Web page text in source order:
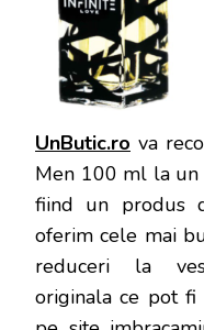
UnButic.ro va
Men 100 ml la
fiind un produs
oferim cele mai
reduceri la
originala ce pot fi